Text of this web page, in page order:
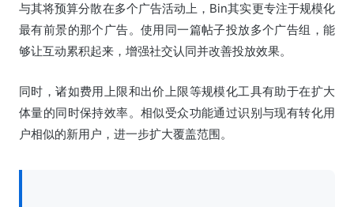
与其将预算分散在多个广告活动上，Bin其实更专注于规模化
最有前景的那个广告。使用同一篇帖子投放多个广告组，能
够让互动累积起来，增强社交认同并改善投放效果。
同时，诸如费用上限和出价上限等规模化工具有助于在扩大
体量的同时保持效率。相似受众功能通过识别与现有转化用
户相似的新用户，进一步扩大覆盖范围。